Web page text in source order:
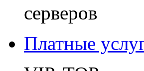
серверов
Платные